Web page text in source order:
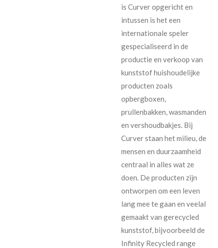
is Curver opgericht en
intussen is het een
internationale speler
gespecialiseerd in de
productie en verkoop van
kunststof huishoudelijke
producten zoals
opbergboxen,
prullenbakken, wasmanden
en vershoudbakjes. Bij
Curver staan het milieu, de
mensen en duurzaamheid
centraal in alles wat ze
doen. De producten zijn
ontworpen om een leven
lang mee te gaan en veelal
gemaakt van gerecycled
kunststof, bijvoorbeeld de
Infinity Recycled range